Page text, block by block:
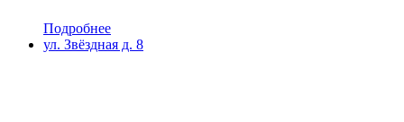
Подробнее
ул. Звёздная д. 8